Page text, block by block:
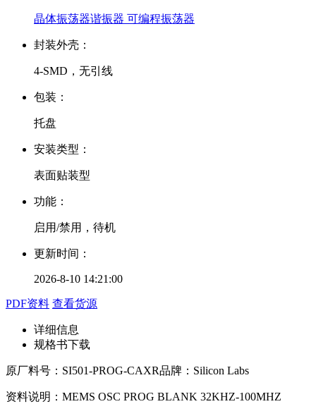
晶体振荡器谐振器 可编程振荡器
封装外壳：
4-SMD，无引线
包装：
托盘
安装类型：
表面贴装型
功能：
启用/禁用，待机
更新时间：
2026-8-10 14:21:00
PDF资料 查看货源
详细信息
规格书下载
原厂料号： SI501-PROG-CAXR品牌： Silicon Labs
资料说明： MEMS OSC PROG BLANK 32KHZ-100MHZ